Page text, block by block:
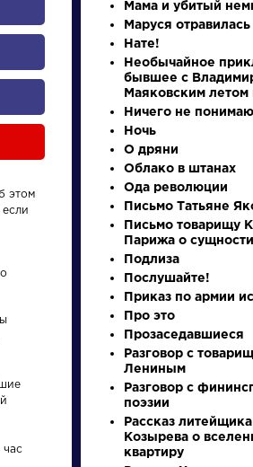
Т У Ф Х
персонажи
этом
час
Мама и убитый
Маруся отравилась
Нате!
Необычайное
бывшее с
Маяковским летом
Ничего не
Ночь
О дряни
Облако в штанах
Ода революции
Письмо Татьяне
Письмо товарищу
Парижа о
Подлиза
Послушайте!
Приказ по армии
Про это
Прозаседавшиеся
Разговор с
Лениным
Разговор с
поэзии
Рассказ
Козырева о
квартиру